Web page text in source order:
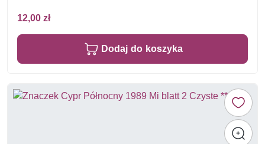
12,00 zł
Dodaj do koszyka